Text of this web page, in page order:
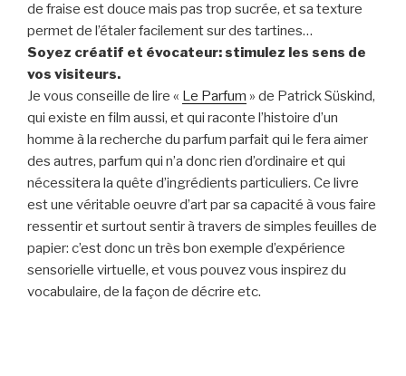
de fraise est douce mais pas trop sucrée, et sa texture
permet de l’étaler facilement sur des tartines…
Soyez créatif et évocateur: stimulez les sens de
vos visiteurs.
Je vous conseille de lire « Le Parfum » de Patrick Süskind,
qui existe en film aussi, et qui raconte l’histoire d’un
homme à la recherche du parfum parfait qui le fera aimer
des autres, parfum qui n’a donc rien d’ordinaire et qui
nécessitera la quête d’ingrédients particuliers. Ce livre
est une véritable oeuvre d’art par sa capacité à vous faire
ressentir et surtout sentir à travers de simples feuilles de
papier: c’est donc un très bon exemple d’expérience
sensorielle virtuelle, et vous pouvez vous inspirez du
vocabulaire, de la façon de décrire etc.